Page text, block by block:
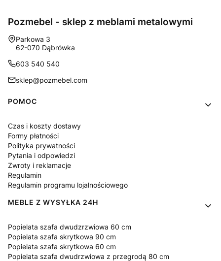
Pozmebel - sklep z meblami metalowymi
Adres:
Parkowa 3
62-070 Dąbrówka
603 540 540
sklep@pozmebel.com
Linki w stopce
POMOC
Czas i koszty dostawy
Formy płatności
Polityka prywatności
Pytania i odpowiedzi
Zwroty i reklamacje
Regulamin
Regulamin programu lojalnościowego
MEBLE Z WYSYŁKA 24H
Popielata szafa dwudzrzwiowa 60 cm
Popielata szafa skrytkowa 90 cm
Popielata szafa skrytkowa 60 cm
Popielata szafa dwudrzwiowa z przegrodą 80 cm